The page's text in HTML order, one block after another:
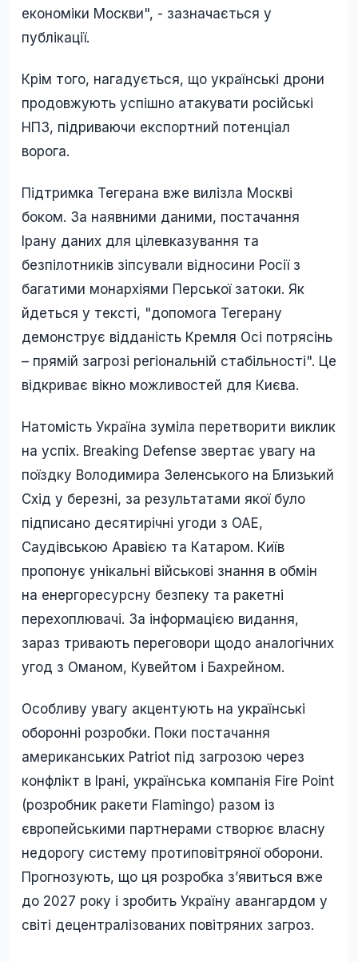
економіки Москви", - зазначається у
публікації.
Крім того, нагадується, що українські дрони
продовжують успішно атакувати російські
НПЗ, підриваючи експортний потенціал
ворога.
Підтримка Тегерана вже вилізла Москві
боком. За наявними даними, постачання
Ірану даних для цілевказування та
безпілотників зіпсували відносини Росії з
багатими монархіями Перської затоки. Як
йдеться у тексті, "допомога Тегерану
демонструє відданість Кремля Осі потрясінь
– прямій загрозі регіональній стабільності". Це
відкриває вікно можливостей для Києва.
Натомість Україна зуміла перетворити виклик
на успіх. Breaking Defense звертає увагу на
поїздку Володимира Зеленського на Близький
Схід у березні, за результатами якої було
підписано десятирічні угоди з ОАЕ,
Саудівською Аравією та Катаром. Київ
пропонує унікальні військові знання в обмін
на енергоресурсну безпеку та ракетні
перехоплювачі. За інформацією видання,
зараз тривають переговори щодо аналогічних
угод з Оманом, Кувейтом і Бахрейном.
Особливу увагу акцентують на українські
оборонні розробки. Поки постачання
американських Patriot під загрозою через
конфлікт в Ірані, українська компанія Fire Point
(розробник ракети Flamingo) разом із
європейськими партнерами створює власну
недорогу систему протиповітряної оборони.
Прогнозують, що ця розробка з’явиться вже
до 2027 року і зробить Україну авангардом у
світі децентралізованих повітряних загроз.